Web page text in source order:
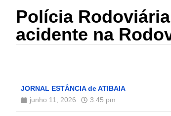
Polícia
acidente na
JORNAL ESTÂNCIA de ATIBAIA
junho 11, 2026
3:45 pm